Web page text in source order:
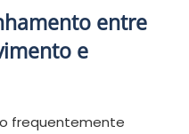
entre
e
frequentemente